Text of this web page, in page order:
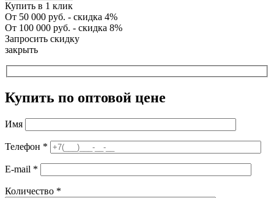
Купить в 1 клик
От 50 000 руб. - скидка 4%
От 100 000 руб. - скидка 8%
Запросить скидку
закрыть
Купить по оптовой цене
Имя
Телефон *
E-mail *
Количество *